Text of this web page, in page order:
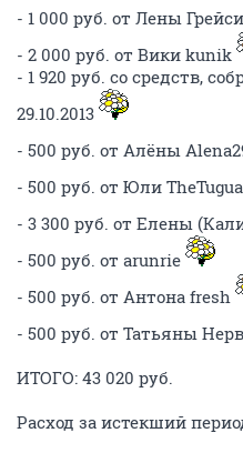
- 1 000 руб. от Лены Грейси
- 2 000 руб. от Вики kunik
- 1 920 руб. со средств,
29.10.2013
- 500 руб. от Алёны
- 500 руб. от Юли
- 3 300 руб. от Елены
- 500 руб. от arunrie
- 500 руб. от Антона fresh
- 500 руб. от Татьяны
ИТОГО: 43 020 руб.
Расход за истекший